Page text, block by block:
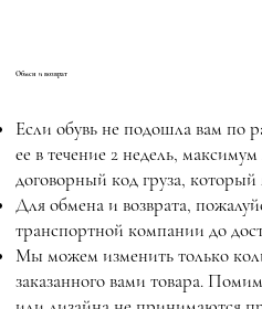
Обмен и возврат
Если обувь не подошла вам по
ее в течение 2 недель, максимум
договорный код груза,
Для обмена и возврата,
транспортной компании до
Мы можем изменить только
заказанного вами товара.